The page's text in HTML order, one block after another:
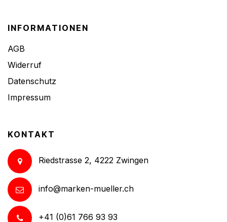
INFORMATIONEN
AGB
Widerruf
Datenschutz
Impressum
KONTAKT
Riedstrasse 2, 4222 Zwingen
info@marken-mueller.ch
+41 (0)61 766 93 93